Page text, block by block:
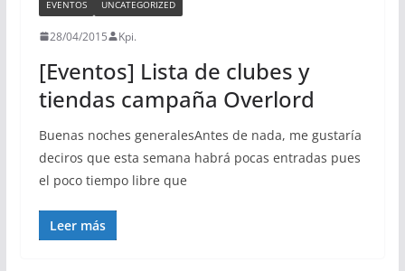
EVENTOS UNCATEGORIZED
28/04/2015 Kpi.
[Eventos] Lista de clubes y
tiendas campaña Overlord
Buenas noches generalesAntes de nada, me gustaría
deciros que esta semana habrá pocas entradas pues
el poco tiempo libre que
Leer más